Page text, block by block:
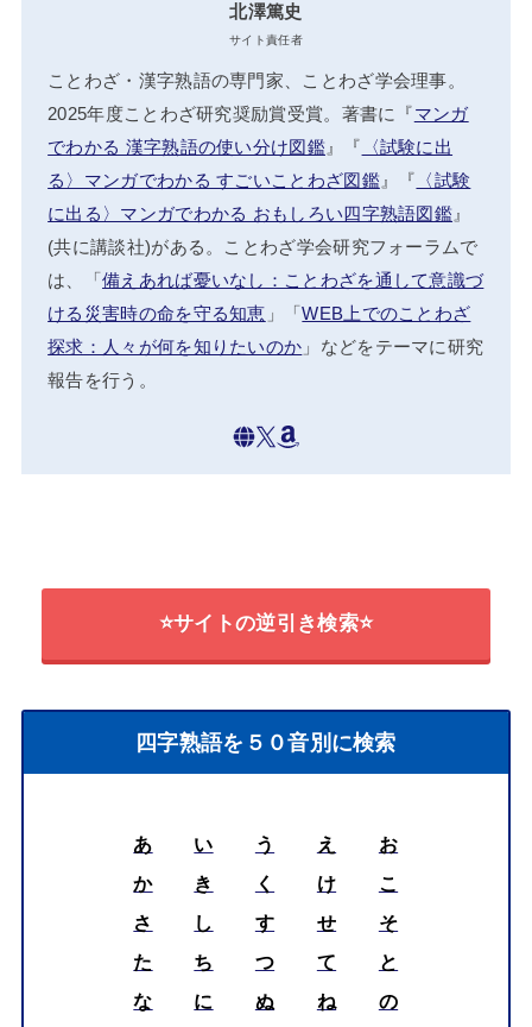
北澤篤史
サイト責任者
ことわざ・漢字熟語の専門家、ことわざ学会理事。
2025年度ことわざ研究奨励賞受賞。著書に『マンガ
でわかる 漢字熟語の使い分け図鑑』『 〈試験に出
る〉マンガでわかる すごいことわざ図鑑』『 〈試験
に出る〉マンガでわかる おもしろい四字熟語図鑑』
(共に講談社)がある。ことわざ学会研究フォーラムで
は、「備えあれば憂いなし：ことわざを通して意識づ
ける災害時の命を守る知恵 」「WEB上でのことわざ
探求：人々が何を知りたいのか 」などをテーマに研究
報告を行う。
⭐サイトの逆引き検索⭐
四字熟語を５０音別に検索
あ い う え
お
か
き く け
こ
さ
し す せ
そ
た
ち つ て
と
な
に ぬ ね
の